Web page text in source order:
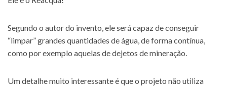
Segundo o autor do invento, ele será capaz de conseguir
“limpar” grandes quantidades de água, de forma contínua,
como por exemplo aquelas de dejetos de mineração.
Um detalhe muito interessante é que o projeto não utiliza